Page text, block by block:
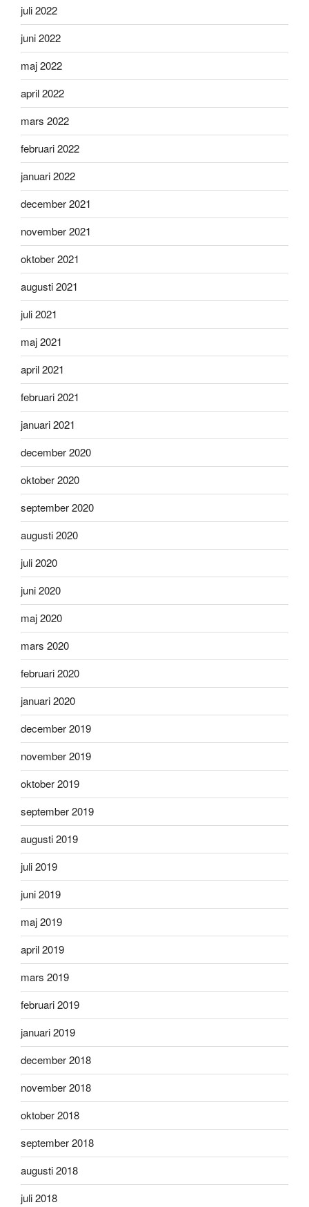
juli 2022
juni 2022
maj 2022
april 2022
mars 2022
februari 2022
januari 2022
december 2021
november 2021
oktober 2021
augusti 2021
juli 2021
maj 2021
april 2021
februari 2021
januari 2021
december 2020
oktober 2020
september 2020
augusti 2020
juli 2020
juni 2020
maj 2020
mars 2020
februari 2020
januari 2020
december 2019
november 2019
oktober 2019
september 2019
augusti 2019
juli 2019
juni 2019
maj 2019
april 2019
mars 2019
februari 2019
januari 2019
december 2018
november 2018
oktober 2018
september 2018
augusti 2018
juli 2018